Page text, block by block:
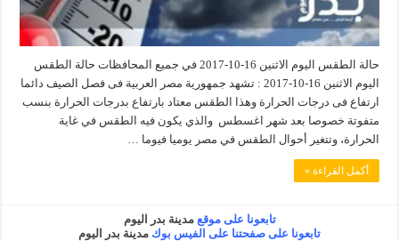
حالة الطقس اليوم الاثنين 16-10-2017 في جميع المحافظات حالة الطقس
اليوم الاثنين 16-10-2017 : تشهد جمهورية مصر العربية فى فصل الصيف دائما
ارتفاع فى درجات الحرارة وهذا الطقس معتاد بارتفاع بدرجات الحرارة بنسب
متفوتة خصوصا بعد شهر اغسطس والذي يكون فيه الطقس في غاية
الحرارة، وتتغير أحوال الطقس في مصر يوميا فيوما …
أكمل القراءة »
تابعونا على موقعمدينة بدر اليوم
تابعونا على صفحتنا على الفيس بوك مدينة بدر اليوم